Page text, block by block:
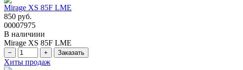
Mirage XS 85F LME
850 руб.
00007975
В наличиии
Mirage XS 85F LME
Хиты продаж